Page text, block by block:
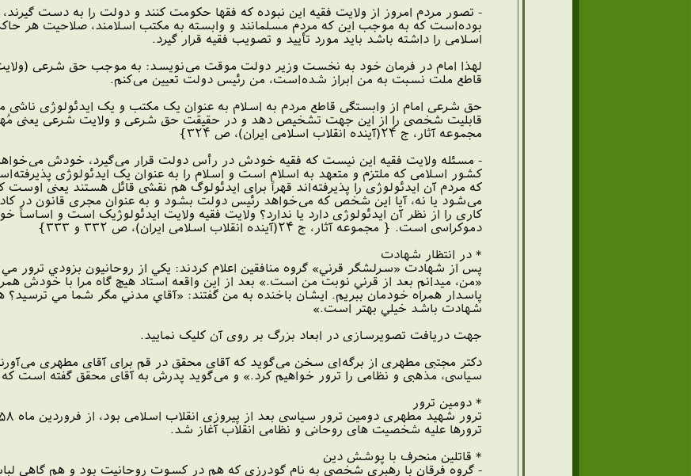
- تصور مردم امروز از ولایت فقیه این نبوده که فقها حکومت کنند و دولت را به دست
بوده‌است که به موجب این که مردم مسلمانند و وابسته به مکتب اسلامند، صلاحیت هر
اسلامی را داشته باشد باید مورد تأیید و تصویب فقیه قرار گیرد.
لهذا امام در فرمان خود به نخست وزیر دولت موقت می‌نویسد: به موجب حق شرعی
قاطع ملت نسبت به من ابراز شده‌است، من رئیس دولت تعیین می‌کنم.
حق شرعی امام از وابستگی قاطع مردم به اسلام به عنوان یک مکتب و یک ایدئولوژی
قابلیت شخصی را از این جهت تشخیص دهد و در حقیقت حق شرعی و ولایت شرعی یعنی
مجموعه آثار، ج ۲۴(آینده انقلاب اسلامی ایران)، ص ۳۲۴}
- مسئله ولایت فقیه این نیست که فقیه خودش در رأس دولت قرار می‌گیرد، خودش
کشور اسلامی که ملتزم و متعهد به اسلام است و اسلام را به عنوان یک ایدئولوژی
که مردم آن ایدئولوژی را پذیرفته‌اند قهراً برای ایدئولوگ هم نقشی قائل هستند یعنی
می‌شود یا نه، آیا این شخص که می‌خواهد رئیس دولت بشود و به عنوان مجری قانون در
کاری را از نظر آن ایدئولوژی دارد یا ندارد؟ ولایت فقیه ولایت ایدئولوژیک است و اساساً
دموکراسی است. { مجموعه آثار، ج ۲۴(آینده انقلاب اسلامی ایران)، ص ۳۳۲ و ۳۳۳}
* در انتظار شهادت
پس از شهادت «سرلشگر قرني» ‌گروه منافقين اعلام كردند: يكي از روحانيون بزودي ترور
«من، ميدانم بعد از قرني نوبت من است.» بعد از اين واقعه استاد هيچ گاه مرا با خودش
پاسدار همراه خودمان ببريم. ايشان باخنده به من گفتند: «آقاي مدني مگر شما مي ترسيد؟
شهادت باشد خيلي بهتر است.»
جهت دریافت تصویرسازی در ابعاد بزرگ بر روی آن کلیک نمایید.
دکتر مجتبی مطهری از برگه‌ای سخن می‌گوید که آقای محقق در قم برای آقای مطهری
سیاسی، مذهبی و نظامی را ترور خواهیم کرد.» و می‌گوید پدرش به آقای محقق گفته
* دومین ترور
ترورها علیه شخصیت های روحانی و نظامی انقلاب آغاز شد.
* قاتلین منحرف با پوشش دین
- گروه فرقان با رهبری شخصی به نام گودرزی که هم در کسوت روحانیت بود و هم گاهی